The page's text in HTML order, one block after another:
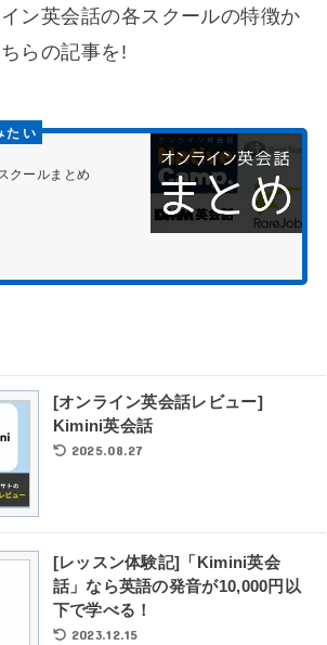
ン英会話の各スクールの特徴か
らの記事を!
クールまとめ
[オンライン英会話レビュー]
Kimini英会話
2025.08.27
[レッスン体験記]「Kimini英会
話」なら英語の発音が10,000円以
下で学べる！
2023.12.15